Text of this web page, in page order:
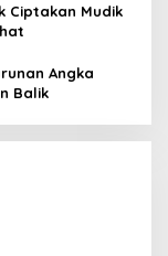
Ciptakan Mudik
Angka
Balik